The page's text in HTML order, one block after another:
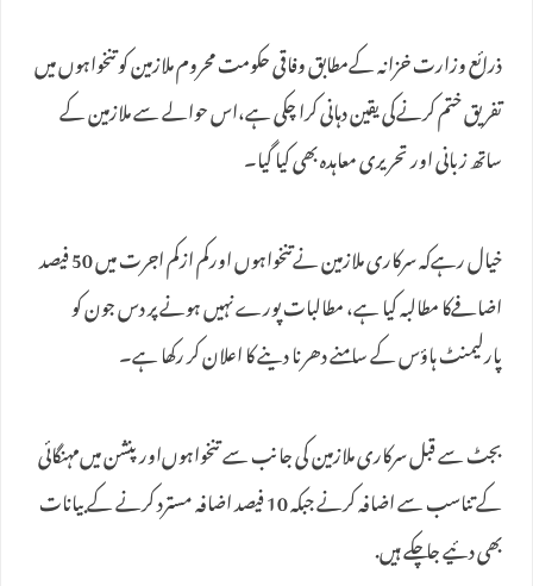
ذرائع وزارت خزانہ کےمطابق وفاقی حکومت محروم ملازمین کوتنخواہوں میں
تفریق ختم کرنےکی یقین دہانی کرا چکی ہے،اس حوالے سے ملازمین کے
ساتھ زبانی اور تحریری معاہدہ بھی کیا گیا۔
خیال رہےکہ سرکاری ملازمین نےتنخواہوں اورکم ازکم اجرت میں 50 فیصد
اضافےکا مطالبہ کیا ہے، مطالبات پورے نہیں ہونے پر دس جون کو
پارلیمنٹ ہاؤس کے سامنے دھرنا دینے کا اعلان کر رکھا ہے۔
بجٹ سے قبل سرکاری ملازمین کی جانب سے تنخواہوں‌اور پنشن میں‌مہنگائی
کے تناسب سے اضافہ کرنے جبکہ 10 فیصد اضافہ مسترد کرنے کے بیانات
بھی دئیے جا چکے ہیں.